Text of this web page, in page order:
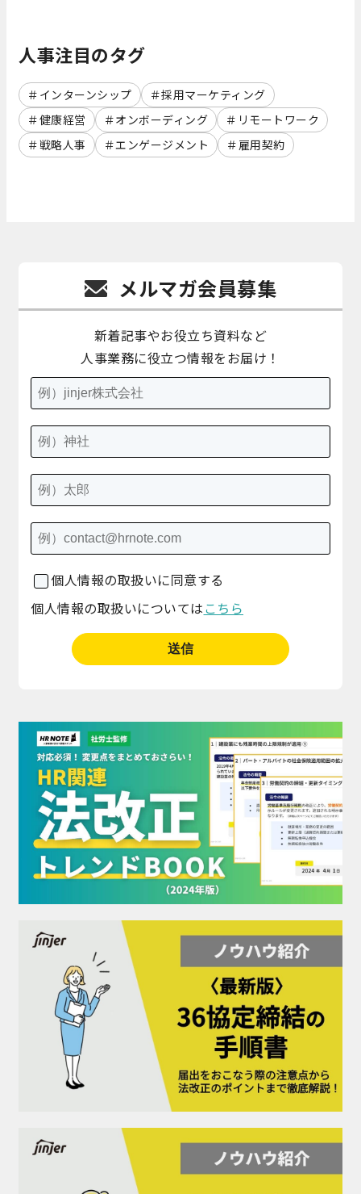
人事注目のタグ
インターンシップ
採用マーケティング
健康経営
オンボーディング
リモートワーク
戦略人事
エンゲージメント 雇用契約
メルマガ会員募集
新着記事やお役立ち資料など
人事業務に役立つ情報をお届け！
個人情報の取扱いに同意する
個人情報の取扱いについては こちら